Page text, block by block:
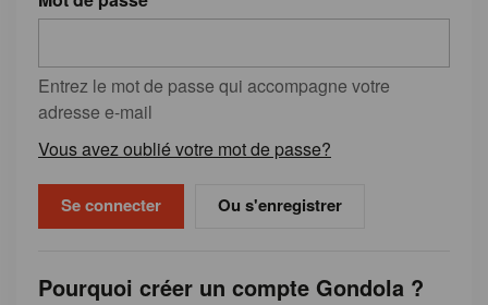
Entrez le mot de passe qui accompagne votre
adresse e-mail
Vous avez oublié votre mot de passe?
Ou s'enregistrer
Pourquoi créer un compte Gondola ?